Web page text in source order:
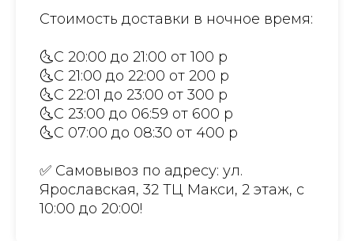
Стоимость доставки в ночное время:
🌜С 20:00 до 21:00 от 100 р
🌜С 21:00 до 22:00 от 200 р
🌜С 22:01 до 23:00 от 300 р
🌜С 23:00 до 06:59 от 600 р
🌜С 07:00 до 08:30 от 400 р
✅ Самовывоз по адресу: ул.
Ярославская, 32 ТЦ Макси, 2 этаж, с
10:00 до 20:00!